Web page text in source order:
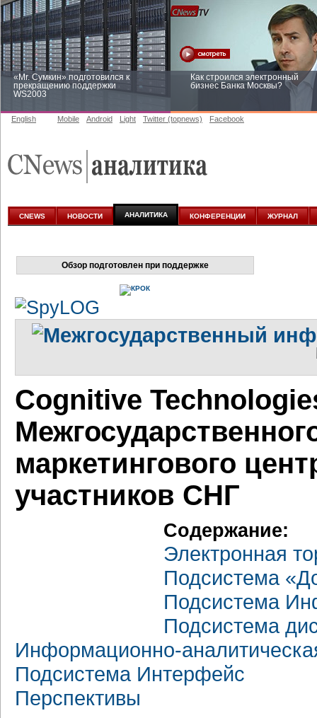
«Mr. Сумкин» подготовился к
прекращению поддержки
WS2003
Как строился электронный
бизнес Банка Москвы?
аналитике
English Mobile Android Light Twitter (topnews) Facebook
CNEWS НОВОСТИ АНАЛИТИКА КОНФЕРЕНЦИИ ЖУРНАЛ
Обзор подготовлен при поддержке
Cognitive
маркетингового
участников СНГ
Содержание:
Электронная
Подсистема
Подсистема
Подсистема
Информационно-
Подсистема Интерфейс
Перспективы